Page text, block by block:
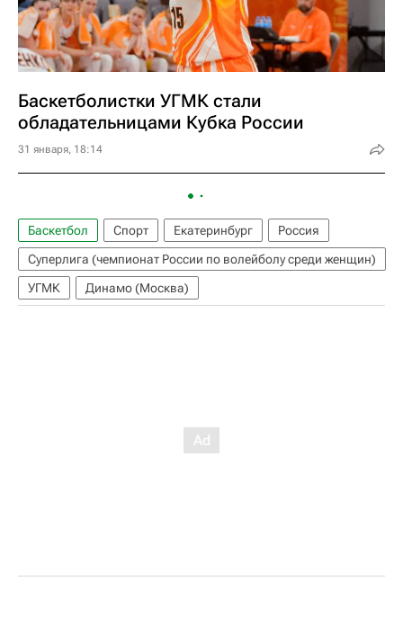
Баскетболистки УГМК стали
обладательницами Кубка России
31 января, 18:14
Баскетбол Спорт Екатеринбург
Россия
Суперлига (чемпионат России по волейболу среди женщин)
УГМК
Динамо (Москва)